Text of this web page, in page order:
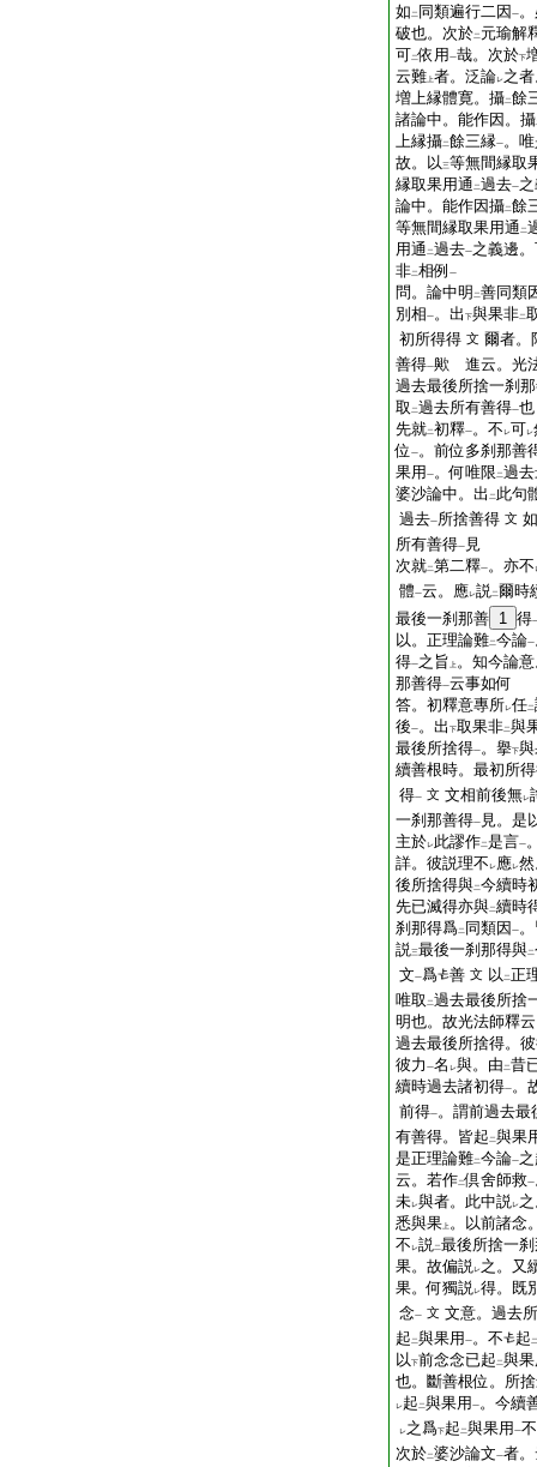
如 二 同類遍行二因 一
破也。次於二 元瑜解
可二依用 一哉。次於下
云難 上者。泛論レ之
増上縁體寛。攝二餘
諸論中。能作因。攝
上縁攝二餘三縁一。
故。以三等無間縁取
縁取果用通 二過去一
論中。能作因攝二餘
等無間縁取果用通 二
用通 二過去一之義邊
非二相例 一
問。論中明 二善同類
別相一。出 下與果非二
初所得得 文 爾者。
善得一歟 進云。光
過去最後所捨一刹
取 二過去所有善得一也
先就二初釋一。不 レ可レ
位 一。前位多刹那善
果用 一。何唯限 二過
婆沙論中。出 二 此句
過去一所捨善得 文 如
所有善得一 見
次就二第二釋一。亦不
體一云。應レ説二爾時
最後一刹那善 1 得
以。正理論難二今論一
得一之旨 上 。知今論
那善得一云事如何
答。初釋意專所レ任二
後一。出 下取果非二與
最後所捨得一。擧下
續善根時。最初所
得一 文 文相前後無レ
一刹那善得一 見。是
主於レ此謬作二是言一
詳。彼説理不 レ應レ
後所捨得與二今續時
先已滅得亦與二續時
刹那得爲二 同類因 一
説三最後一刹那得與二
文一爲 善 文 以 二正
唯取 二過去最後所捨
明也。故光法師釋
過去最後所捨得。
彼力 一名 レ與。由 二昔
續時過去諸初得一。
前得一。謂前過去最
有善得。皆起 二與果
是正理論難二今論一
云。若作二倶舍師救一
未レ與者。此中説レ
悉與果 上 。以前諸念
不 レ説二最後所捨一
果。故偏説レ之。又
果。何獨説レ得。既
念一 文 文意。過去
起 二與果用 一。不 起 二
以下前念念已起 二與
也。斷善根位。所
レ起 二與果用 一。今續
レ之爲下起 二與果用 一不
次於二婆沙論文一者